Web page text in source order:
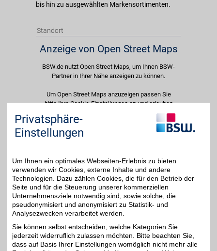
bis hin zu ausgewählten Markensortimenten.
Standort
Anzeige von Open Street Maps
BSW.de nutzt Open Street Maps, um Ihnen BSW-
Partner in Ihrer Nähe anzeigen zu können.
Um Open Street Maps anzuzeigen passen Sie
bitte Ihre Cookie-Einstellungen an und erlauben
Sie "Externe Inhalte". Diese Auswahl können Sie
jederzeit über die Cookie-Einstellungen im
unteren Seitenbereich ändern.
Adresse
Stedinger Str. 101
27753 Delmenhorst
Filialen in der Nähe
Privatsphäre-
Einstellungen
Um Ihnen ein optimales Webseiten-Erlebnis zu bieten
verwenden wir Cookies, externe Inhalte und andere
Technologien. Dazu zählen Cookies, die für den Betrieb der
Seite und für die Steuerung unserer kommerziellen
Unternehmensziele notwendig sind, sowie solche, die
pseudonymisiert und anonymisiert zu Statistik- und
Analysezwecken verarbeitet werden.
Sie können selbst entscheiden, welche Kategorien Sie
jederzeit widerruflich zulassen möchten. Bitte beachten Sie,
dass auf Basis Ihrer Einstellungen womöglich nicht mehr alle